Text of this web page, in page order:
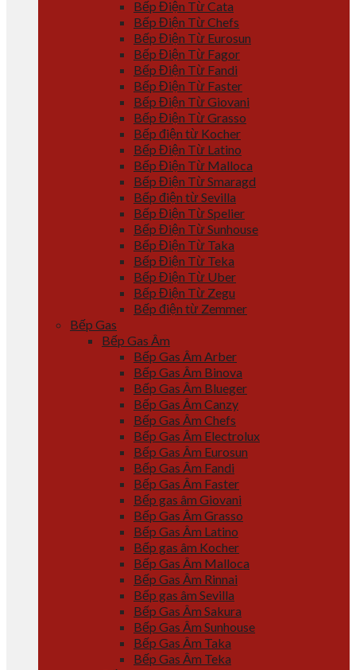
Bếp Điện Từ Cata
Bếp Điện Từ Chefs
Bếp Điện Từ Eurosun
Bếp Điện Từ Fagor
Bếp Điện Từ Fandi
Bếp Điện Từ Faster
Bếp Điện Từ Giovani
Bếp Điện Từ Grasso
Bếp điện từ Kocher
Bếp Điện Từ Latino
Bếp Điện Từ Malloca
Bếp Điện Từ Smaragd
Bếp điện từ Sevilla
Bếp Điện Từ Spelier
Bếp Điện Từ Sunhouse
Bếp Điện Từ Taka
Bếp Điện Từ Teka
Bếp Điện Từ Uber
Bếp Điện Từ Zegu
Bếp điện từ Zemmer
Bếp Gas
Bếp Gas Âm
Bếp Gas Âm Arber
Bếp Gas Âm Binova
Bếp Gas Âm Blueger
Bếp Gas Âm Canzy
Bếp Gas Âm Chefs
Bếp Gas Âm Electrolux
Bếp Gas Âm Eurosun
Bếp Gas Âm Fandi
Bếp Gas Âm Faster
Bếp gas âm Giovani
Bếp Gas Âm Grasso
Bếp Gas Âm Latino
Bếp gas âm Kocher
Bếp Gas Âm Malloca
Bếp Gas Âm Rinnai
Bếp gas âm Sevilla
Bếp Gas Âm Sakura
Bếp Gas Âm Sunhouse
Bếp Gas Âm Taka
Bếp Gas Âm Teka